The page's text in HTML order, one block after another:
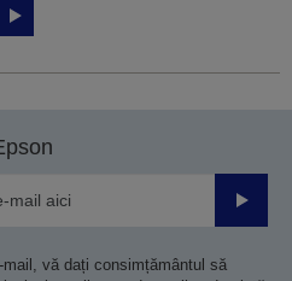
vă dați consimțământul să